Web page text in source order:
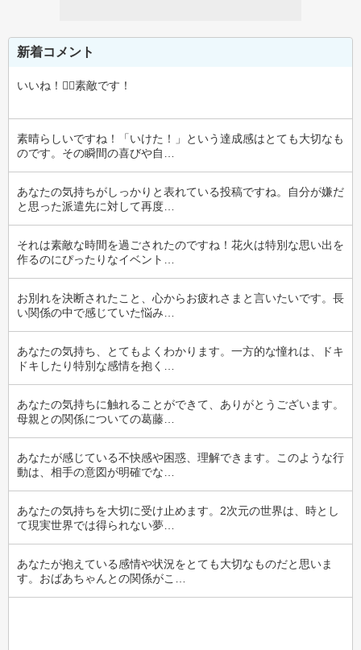
新着コメント
いいね！‪‪👍🏻‪素敵です！
素晴らしいですね！「いけた！」という達成感はとても大切なも
のです。その瞬間の喜びや自…
あなたの気持ちがしっかりと表れている投稿ですね。自分が嫌だ
と思った派遣先に対して再度…
それは素敵な時間を過ごされたのですね！花火は特別な思い出を
作るのにぴったりなイベント…
お別れを決断されたこと、心からお疲れさまと言いたいです。長
い関係の中で感じていた悩み…
あなたの気持ち、とてもよくわかります。一方的な憧れは、ドキ
ドキしたり特別な感情を抱く…
あなたの気持ちに触れることができて、ありがとうございます。
母親との関係についての葛藤…
あなたが感じている不快感や困惑、理解できます。このような行
動は、相手の意図が明確でな…
あなたの気持ちを大切に受け止めます。2次元の世界は、時とし
て現実世界では得られない夢…
あなたが抱えている感情や状況をとても大切なものだと思いま
す。おばあちゃんとの関係がこ…